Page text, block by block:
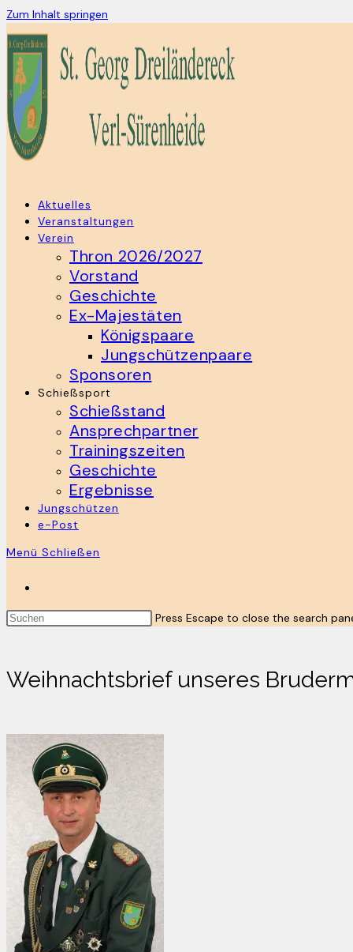
Zum Inhalt springen
Aktuelles
Veranstaltungen
Verein
Thron 2026/2027
Vorstand
Geschichte
Ex-Majestäten
Königspaare
Jungschützenpaare
Sponsoren
Schießsport
Schießstand
Ansprechpartner
Trainingszeiten
Geschichte
Ergebnisse
Jungschützen
e-Post
Menü Schließen
Press Escape to close the search
Weihnachtsbrief unseres